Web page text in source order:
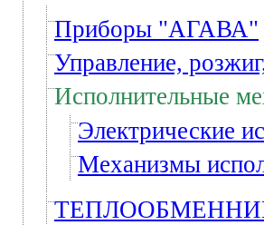
Приборы "АГАВА"
Управление,
Исполнительные
Электрические
Механизмы